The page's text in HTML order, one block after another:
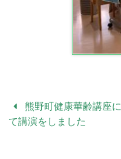
熊野町健康華齢講座に
て講演をしました